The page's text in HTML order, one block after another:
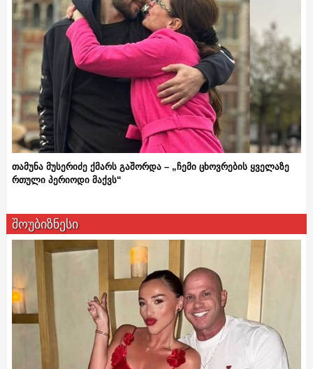
თამუნა მუსერიძე ქმარს გაშორდა – „ჩემი ცხოვრების ყველაზე
რთული პერიოდი მაქვს“
შოუბიზნესი